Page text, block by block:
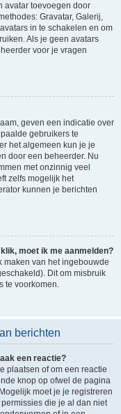
avatar toevoegen door
Gravatar, Galerij,
in te schakelen en om
Als je geen avatars
voor je vragen
geven een indicatie over
gebruikers te
het algemeen kun je je
door een beheerder. Nu
met onzinnig veel
zelfs mogelijk het
kunnen je berichten
moet ik me aanmelden?
van het ingebouwde
Dit om misbruik
te voorkomen.
berichten
een reactie?
plaatsen of om een reactie
knop op ofwel de pagina
moet je je registreren
die je al dan niet